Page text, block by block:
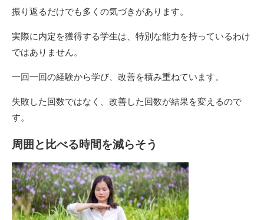
振り返るだけでも多くの気づきがあります。
実際に内定を獲得する学生は、特別な能力を持っているわけ
ではありません。
一回一回の経験から学び、改善を積み重ねています。
失敗した回数ではなく、改善した回数が結果を変えるので
す。
周囲と比べる時間を減らそう